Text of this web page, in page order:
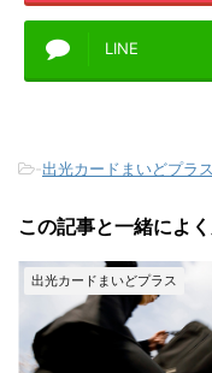
LINE
-出光カードまいどプラス
この記事と一緒によ
出光カードまいどプラス